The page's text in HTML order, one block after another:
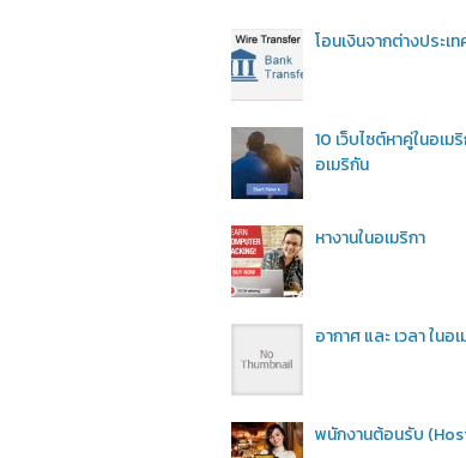
โอนเงินจากต่างประเ
10 เว็บไซต์หาคู่ในอเ
อเมริกัน
หางานในอเมริกา
อากาศ และ เวลา ในอ
พนักงานต้อนรับ